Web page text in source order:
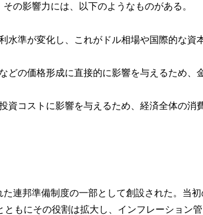
の影響力には、以下のようなものがある。
水準が変化し、これがドル相場や国際的な資
どの価格形成に直接的に影響を与えるため、
資コストに影響を与えるため、経済全体の消
た連邦準備制度の一部として創設された。当初
もにその役割は拡大し、インフレーション管